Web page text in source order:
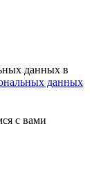
данных в
данных
с вами